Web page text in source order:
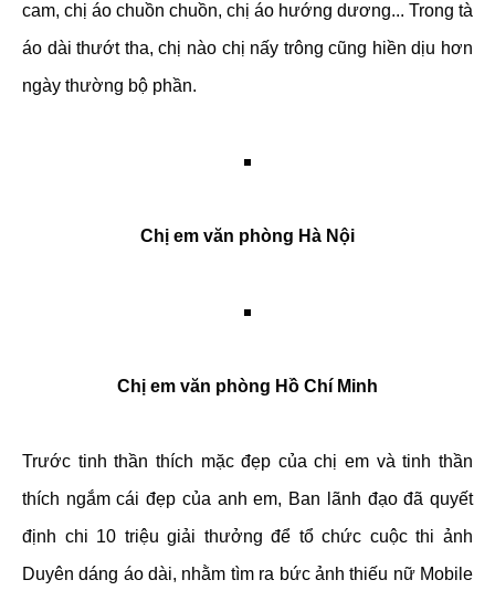
cam, chị áo chuồn chuồn, chị áo hướng dương... Trong tà
áo dài thướt tha, chị nào chị nấy trông cũng hiền dịu hơn
ngày thường bộ phần.
Chị em văn phòng Hà Nội
Chị em văn phòng Hồ Chí Minh
Trước tinh thần thích mặc đẹp của chị em và tinh thần
thích ngắm cái đẹp của anh em, Ban lãnh đạo đã quyết
định chi 10 triệu giải thưởng để tổ chức cuộc thi ảnh
Duyên dáng áo dài, nhằm tìm ra bức ảnh thiếu nữ Mobile